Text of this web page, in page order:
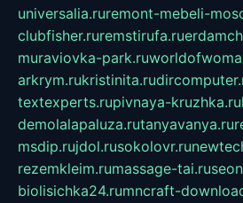
universalia.ruremont-mebeli-
clubfisher.ruremstirufa.ru
muraviovka-park.ru
arkrym.rukristinita.ru
textexperts.rupivnaya-kruzhka.ru
demolalapaluza.rutanyavanya.ru
msdip.rujdol.rusokolovr.ru
rezemkleim.rumassage-tai.ru
biolisichka24.rumncraft-